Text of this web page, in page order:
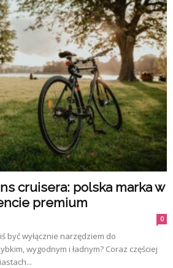
cruisera: polska marka w
premium
0
być wyłącznie narzędziem do
wygodnym i ładnym? Coraz częściej